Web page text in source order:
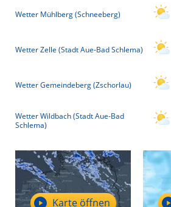
Wetter Mühlberg (Schneeberg)
Wetter Zelle (Stadt Aue-Bad Schlema)
Wetter Gemeindeberg (Zschorlau)
Wetter Wildbach (Stadt Aue-Bad
Schlema)
Karte öffnen